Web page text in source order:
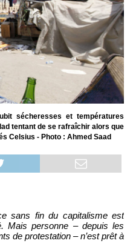
sécheresses et températures
tentant de se rafraîchir alors que
Celsius - Photo : Ahmed Saad
sans fin du capitalisme est
Mais personne – depuis les
de protestation – n’est prêt à